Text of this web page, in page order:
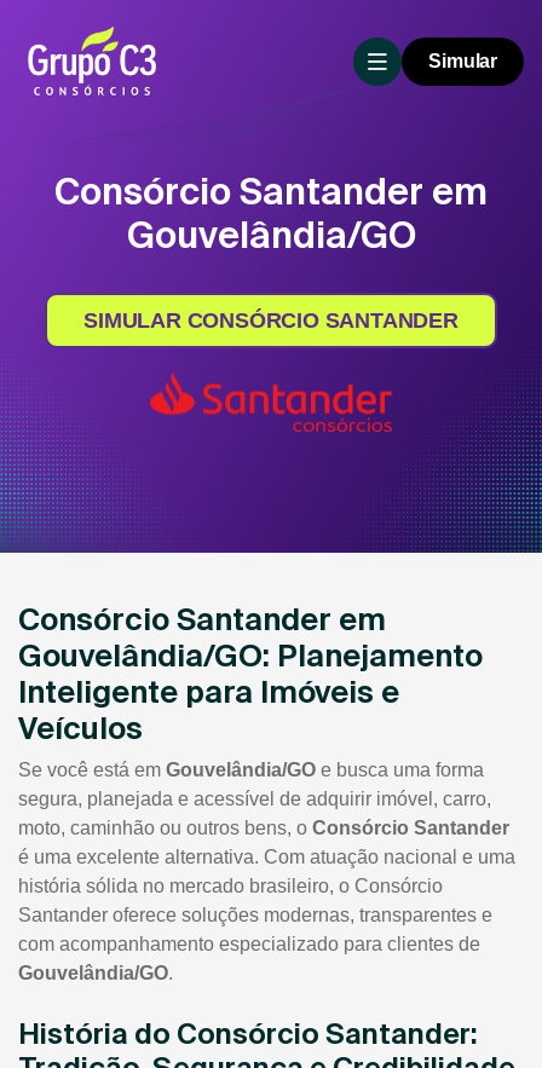
Simular
Consórcio Santander em
Gouvelândia/GO
SIMULAR CONSÓRCIO SANTANDER
Consórcio Santander em
Gouvelândia/GO: Planejamento
Inteligente para Imóveis e
Veículos
Se você está em Gouvelândia/GO e busca uma forma
segura, planejada e acessível de adquirir imóvel, carro,
moto, caminhão ou outros bens, o Consórcio Santander
é uma excelente alternativa. Com atuação nacional e uma
história sólida no mercado brasileiro, o Consórcio
Santander oferece soluções modernas, transparentes e
com acompanhamento especializado para clientes de
Gouvelândia/GO.
História do Consórcio Santander: